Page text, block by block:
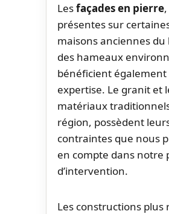
Lesfaçades en pierre,
présentes sur
maisons anciennes du
des hameaux
bénéficient
expertise. Le granit et
matériaux
région, possèdent
contraintes que nous
en compte dans notre
d’intervention.
Les constructions plus